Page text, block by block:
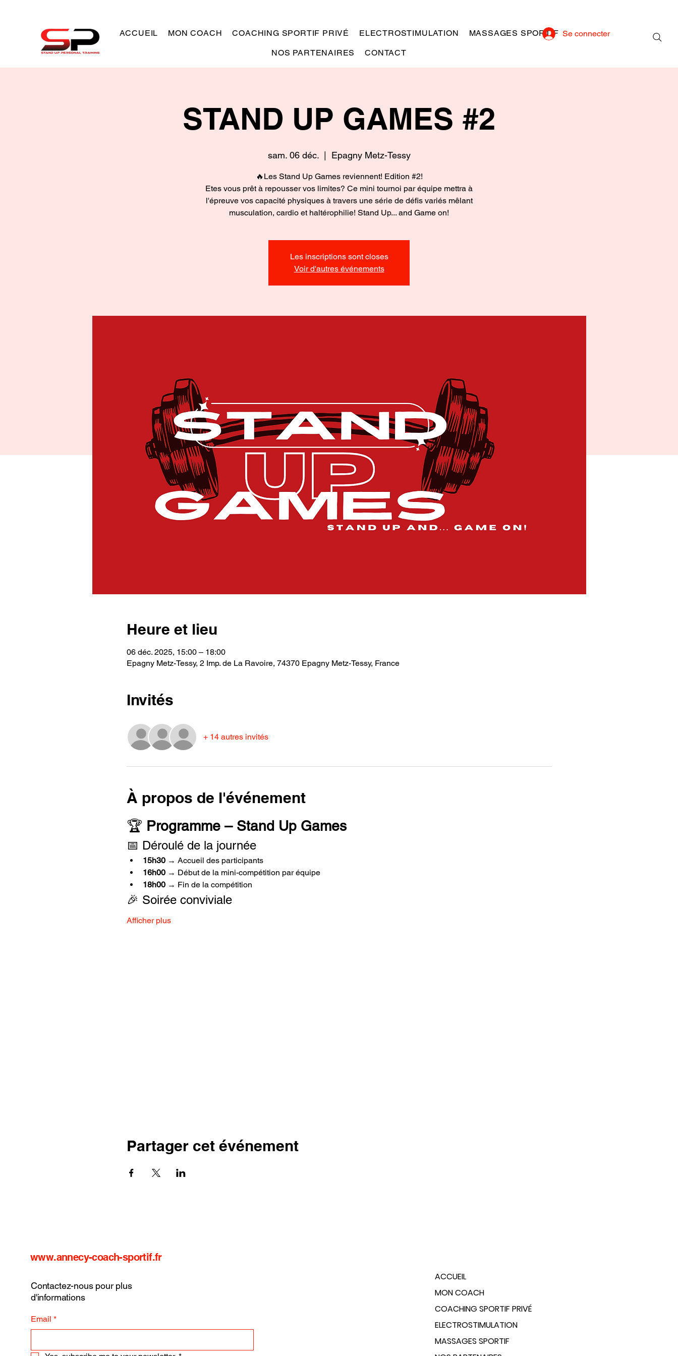
Se connecter
ACCUEIL MON COACH COACHING SPORTIF PRIVÉ ELECTROSTIMULATION MASSAGES SPORTIF
NOS PARTENAIRES CONTACT
STAND UP GAMES #2
sam. 06 déc.
  |
Epagny Metz-Tessy
🔥Les Stand Up Games reviennent! Edition #2!
Etes vous prêt à repousser vos limites? Ce mini tournoi par équipe mettra à
l'épreuve vos capacité physiques à travers une série de défis variés mêlant
musculation, cardio et haltérophilie! Stand Up... and Game on!
Les inscriptions sont closes
Voir d'autres événements
Heure et lieu
06 déc. 2025, 15:00 – 18:00
Epagny Metz-Tessy, 2 Imp. de La Ravoire, 74370 Epagny Metz-Tessy, France
Invités
+ 14 autres invités
À propos de l'événement
🏆 Programme – Stand Up Games
📅 Déroulé de la journée
15h30 → Accueil des participants
16h00 → Début de la mini-compétition par équipe
18h00 → Fin de la compétition
🎉 Soirée conviviale
Afficher plus
Partager cet événement
www.annecy-coach-sportif.fr
Contactez-nous pour plus
d'informations
Email *
ACCUEIL
MON COACH
COACHING SPORTIF PRIVÉ
ELECTROSTIMULATION
MASSAGES SPORTIF